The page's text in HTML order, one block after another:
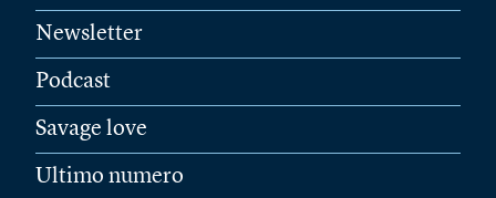
Newsletter
Podcast
Savage love
Ultimo numero